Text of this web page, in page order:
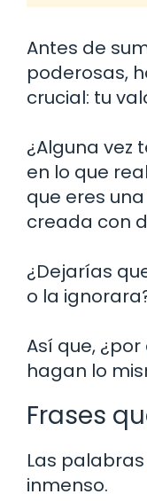
Antes de
poderosas,
crucial: tu
¿Alguna vez
en lo que
que eres
creada con
¿Dejarías
o la
Así que,
hagan lo
Frases
Las
inmenso.